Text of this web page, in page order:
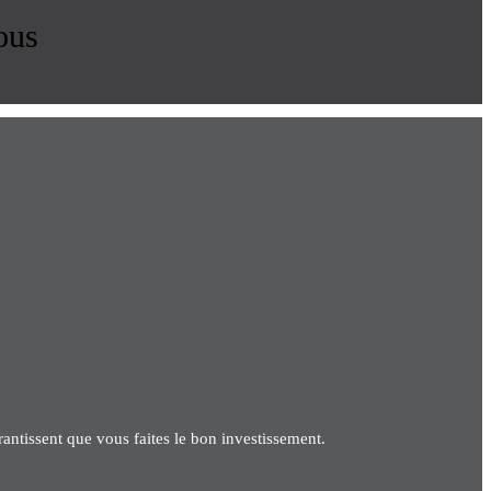
que vous faites le bon investissement.